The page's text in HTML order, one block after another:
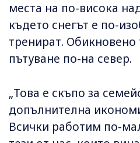
места на по-висока
където снегът е по-
тренират. Обикновено
пътуване по-на север.
„Това е скъпо за
допълнителна
Всички работим по-